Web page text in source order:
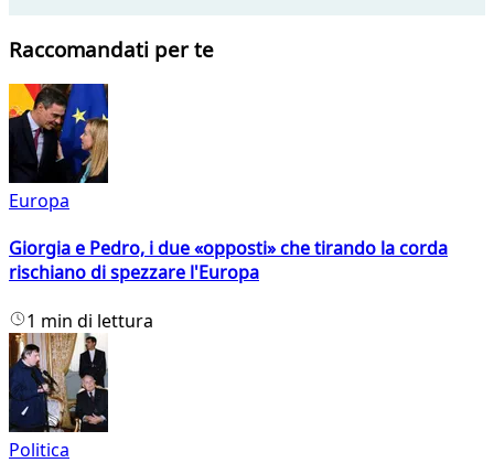
Raccomandati per te
Europa
Giorgia e Pedro, i due «opposti» che tirando la corda
rischiano di spezzare l'Europa
1 min di lettura
Politica